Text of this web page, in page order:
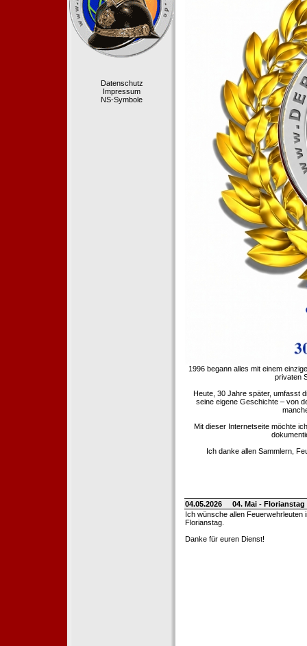
Datenschutz
Impressum
NS-Symbole
1996 begann alles mit einem
privaten
Heute, 30 Jahre später, umfasst
seine eigene Geschichte – von
Mit dieser Internetseite möchte
Ich danke allen Sammlern,
04.05.2026
04. Mai -
Ich wünsche allen Feuerwehrleuten
Florianstag.
Danke für euren Dienst!